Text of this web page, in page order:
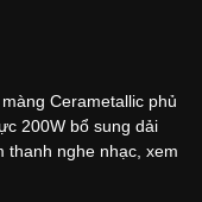
Cerametallic phủ
200W bổ sung dải
thanh nghe nhạc, xem